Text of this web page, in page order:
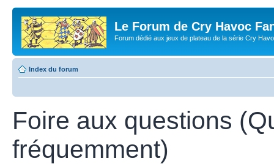
Le Forum de Cry Havoc
Forum dédié aux jeux de plateau de la série Cry
Index du forum
Foire aux questions
fréquemment)